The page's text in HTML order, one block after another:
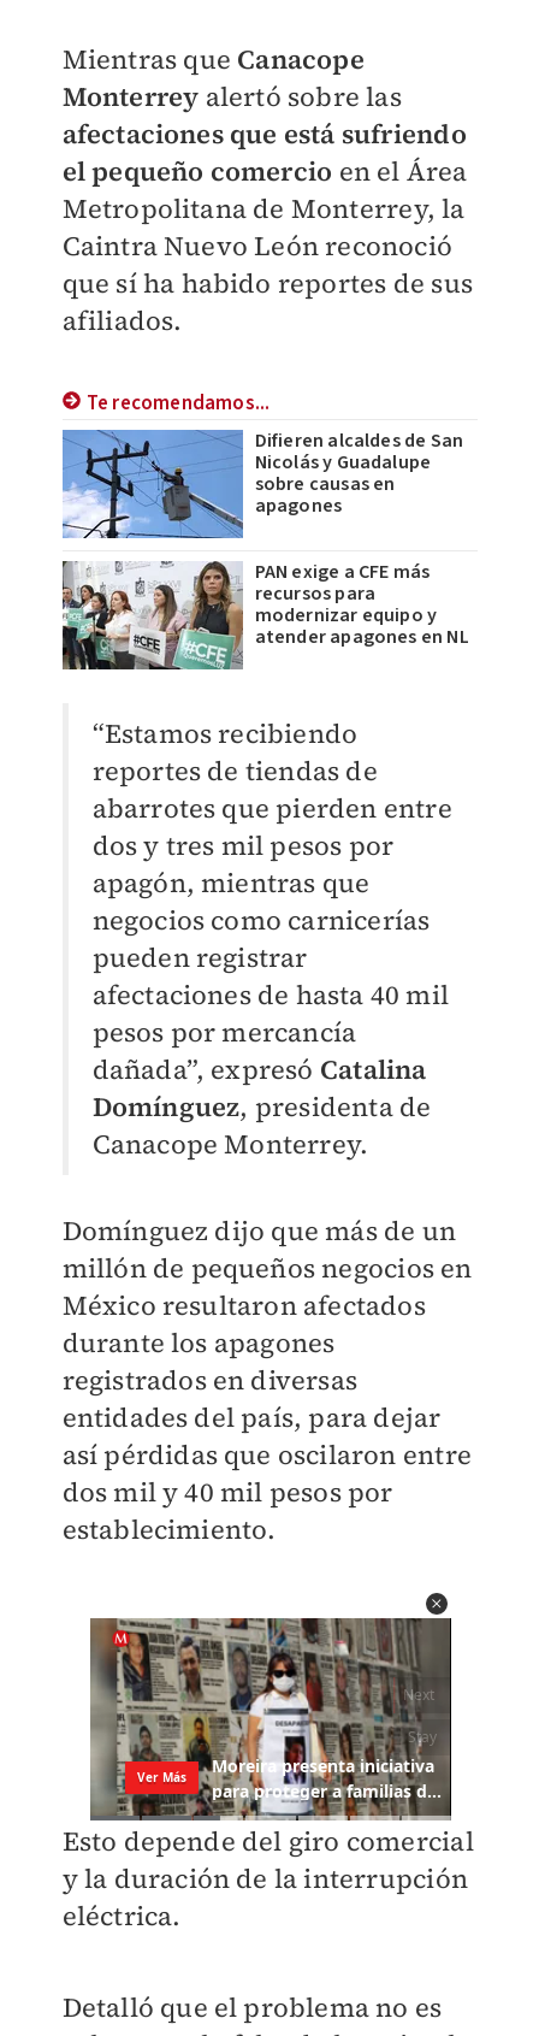
Mientras que Canacope
Monterrey alertó sobre las
afectaciones que está sufriendo
el pequeño comercio en el Área
Metropolitana de Monterrey, la
Caintra Nuevo León reconoció
que sí ha habido reportes de sus
afiliados.
Te recomendamos...
Difieren alcaldes de San
Nicolás y Guadalupe
sobre causas en
apagones
PAN exige a CFE más
recursos para
modernizar equipo y
atender apagones en NL
“Estamos recibiendo
reportes de tiendas de
abarrotes que pierden entre
dos y tres mil pesos por
apagón, mientras que
negocios como carnicerías
pueden registrar
afectaciones de hasta 40 mil
pesos por mercancía
dañada”, expresó Catalina
Domínguez, presidenta de
Canacope Monterrey.
Domínguez dijo que más de un
millón de pequeños negocios en
México resultaron afectados
durante los apagones
registrados en diversas
entidades del país, para dejar
así pérdidas que oscilaron entre
dos mil y 40 mil pesos por
establecimiento.
Esto depende del giro comercial
y la duración de la interrupción
eléctrica.
Detalló que el problema no es